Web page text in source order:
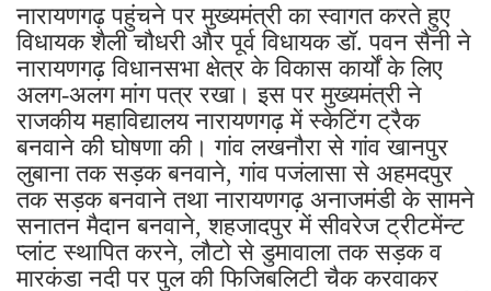
नारायणगढ़ पहुंचने पर मुख्यमंत्री का स्वागत करते हुए
विधायक शैली चौधरी और पूर्व विधायक डॉ. पवन सैनी ने
नारायणगढ़ विधानसभा क्षेत्र के विकास कार्यों के लिए
अलग-अलग मांग पत्र रखा। इस पर मुख्यमंत्री ने
राजकीय महाविद्यालय नारायणगढ़ में स्केटिंग ट्रैक
बनवाने की घोषणा की। गांव लखनौरा से गांव खानपुर
लुबाना तक सड़क बनवाने, गांव पजंलासा से अहमदपुर
तक सड़क बनवाने तथा नारायणगढ़ अनाजमंडी के सामने
सनातन मैदान बनवाने, शहजादपुर में सीवरेज ट्रीटमेंन्ट
प्लांट स्थापित करने, लौटो से डुमावाला तक सड़क व
मारकंडा नदी पर पुल की फिजिबलिटी चैक करवाकर